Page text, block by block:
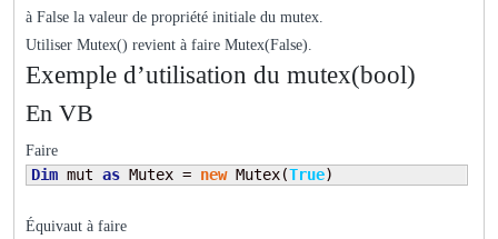
à False la valeur de propriété initiale du mutex.
Utiliser Mutex() revient à faire Mutex(False).
Exemple d’utilisation du mutex(bool)
En VB
Faire
Dim mut as Mutex = new Mutex(True)
Équivaut à faire